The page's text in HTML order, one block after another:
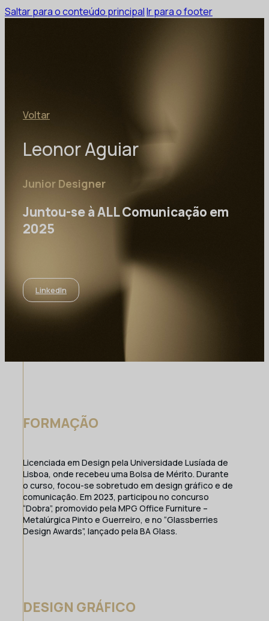
Saltar para o conteúdo principalIr para o footer
Voltar
Leonor Aguiar
Junior Designer
Juntou-se à ALL Comunicação em
2025
LinkedIn
FORMAÇÃO
Licenciada em Design pela Universidade Lusíada de
Lisboa, onde recebeu uma Bolsa de Mérito. Durante
o curso, focou-se sobretudo em design gráfico e de
comunicação. Em 2023, participou no concurso
“Dobra”, promovido pela MPG Office Furniture –
Metalúrgica Pinto e Guerreiro, e no “Glassberries
Design Awards”, lançado pela BA Glass.
DESIGN GRÁFICO